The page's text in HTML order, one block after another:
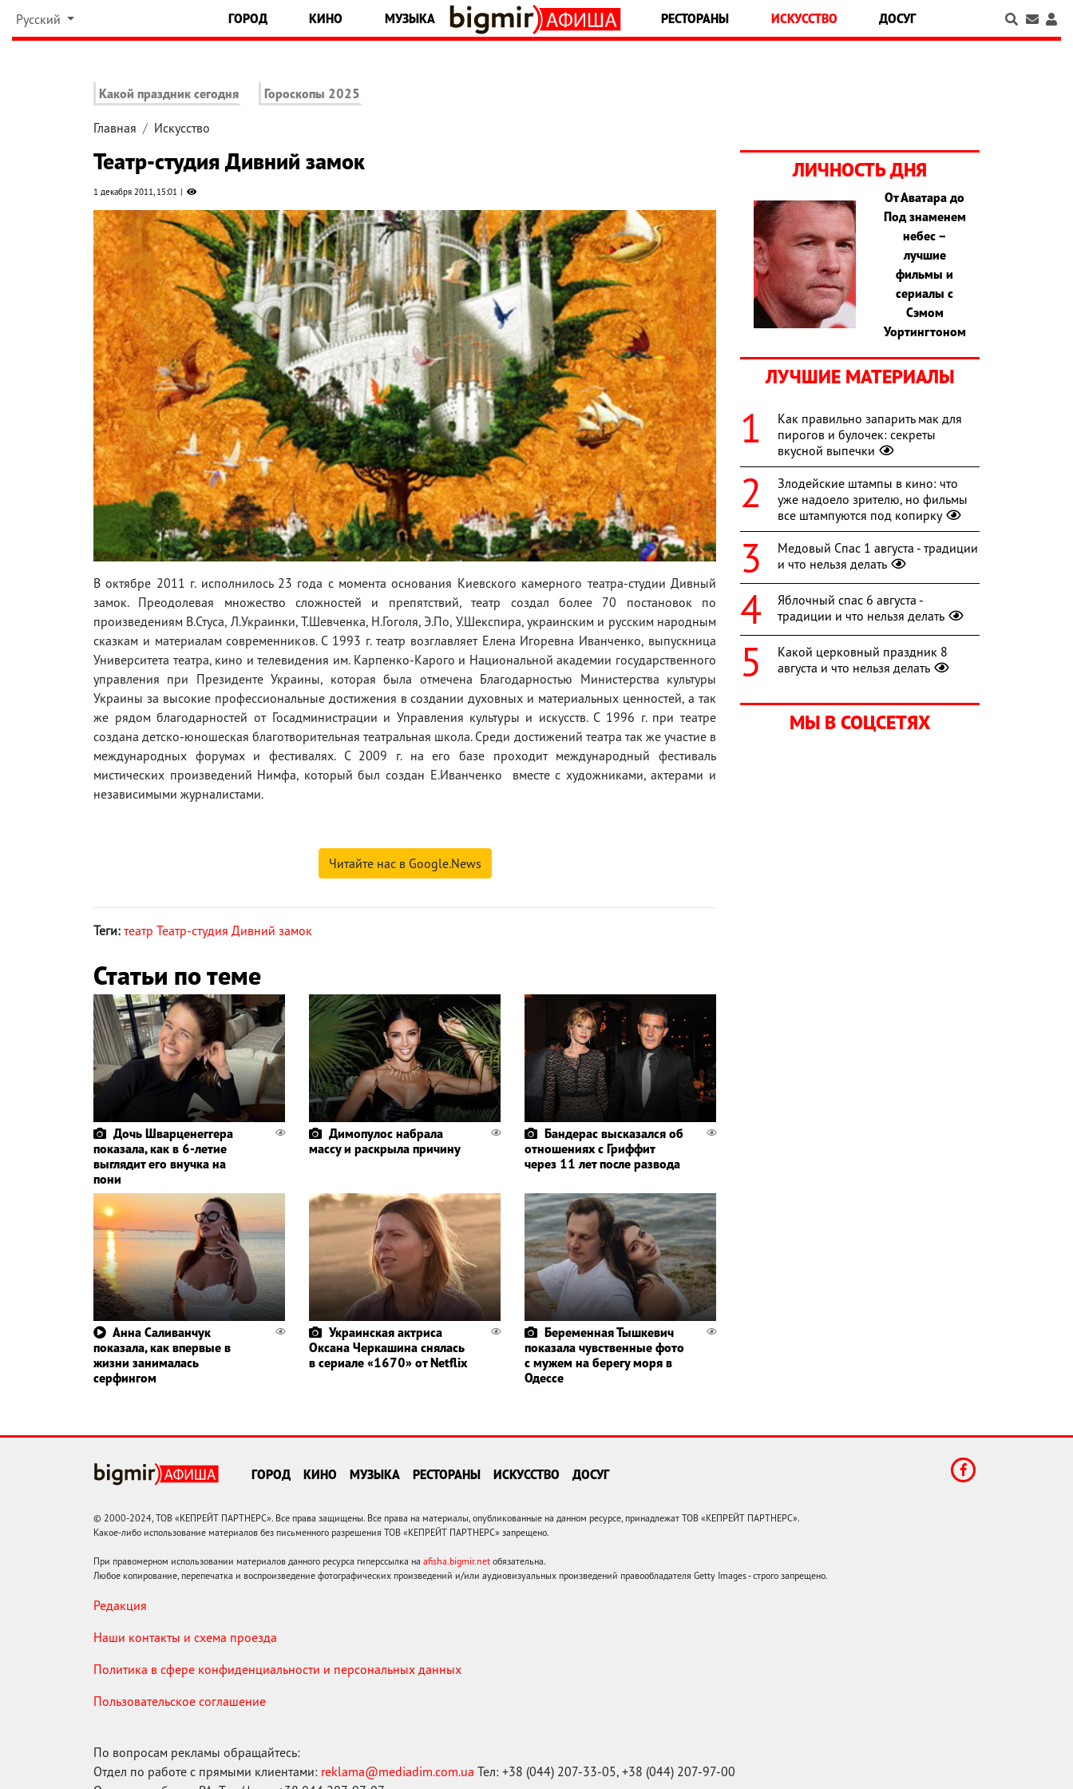
Русский ГОРОД КИНО МУЗЫКА РЕСТОРАНЫ ИСКУССТВО ДОСУГ
Какой праздник сегодня Гороскопы 2025
Главная Искусство
Театр-студия Дивний замок
1 декабря 2011, 15:01
В октябре 2011 г. исполнилось 23 года с момента основания Киевского камерного театра-студии Дивный
замок. Преодолевая множество сложностей и препятствий, театр создал более 70 постановок по
произведениям В.Стуса, Л.Украинки, Т.Шевченка, Н.Гоголя, Э.По, У.Шекспира, украинским и русским народным
сказкам и материалам современников. С 1993 г. театр возглавляет Елена Игоревна Иванченко, выпускница
Университета театра, кино и телевидения им. Карпенко-Карого и Национальной академии государственного
управления при Президенте Украины, которая была отмечена Благодарностью Министерства культуры
Украины за высокие профессиональные достижения в создании духовных и материальных ценностей, а так
же рядом благодарностей от Госадминистрации и Управления культуры и искусств. С 1996 г. при театре
создана детско-юношеская благотворительная театральная школа. Среди достижений театра так же участие в
международных форумах и фестивалях. С 2009 г. на его базе проходит международный фестиваль
мистических произведений Нимфа, который был создан Е.Иванченко вместе с художниками, актерами и
независимыми журналистами.
Читайте нас в Google.News
Теги: театр Театр-студия Дивний замок
Статьи по теме
Дочь Шварценеггера
показала, как в 6-летие
выглядит его внучка на
пони
Димопулос набрала
массу и раскрыла причину
Бандерас высказался об
отношениях с Гриффит
через 11 лет после развода
Анна Саливанчук
показала, как впервые в
жизни занималась
серфингом
Украинская актриса
Оксана Черкашина снялась
в сериале «1670» от Netflix
Беременная Тышкевич
показала чувственные фото
с мужем на берегу моря в
Одессе
ЛИЧНОСТЬ ДНЯ
От Аватара до
Под знаменем
небес –
лучшие
фильмы и
сериалы с
Сэмом
Уортингтоном
ЛУЧШИЕ МАТЕРИАЛЫ
Как правильно запарить мак для
пирогов и булочек: секреты
вкусной выпечки
Злодейские штампы в кино: что
уже надоело зрителю, но фильмы
все штампуются под копирку
Медовый Спас 1 августа - традиции
и что нельзя делать
Яблочный спас 6 августа -
традиции и что нельзя делать
Какой церковный праздник 8
августа и что нельзя делать
МЫ В СОЦСЕТЯХ
ГОРОД КИНО МУЗЫКА РЕСТОРАНЫ ИСКУССТВО ДОСУГ
© 2000-2024, ТОВ «КЕПРЕЙТ ПАРТНЕРС». Все права защищены. Все права на материалы, опубликованные на данном ресурсе, принадлежат ТОВ «КЕПРЕЙТ ПАРТНЕРС».
Какое-либо использование материалов без письменного разрешения ТОВ «КЕПРЕЙТ ПАРТНЕРС» запрещено.
При правомерном использовании материалов данного ресурса гиперссылка на afisha.bigmir.net обязательна.
Любое копирование, перепечатка и воспроизведение фотографических произведений и/или аудиовизуальных произведений правообладателя Getty Images - строго запрещено.
Редакция
Наши контакты и схема проезда
Политика в сфере конфиденциальности и персональных данных
Пользовательское соглашение
По вопросам рекламы обращайтесь:
Отдел по работе с прямыми клиентами: reklama@mediadim.com.ua Тел: +38 (044) 207-33-05, +38 (044) 207-97-00